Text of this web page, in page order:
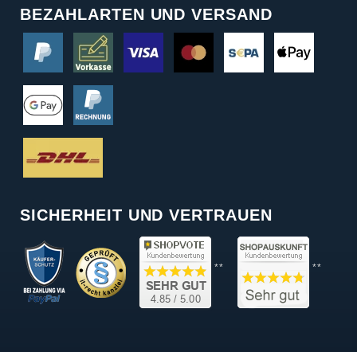
BEZAHLARTEN UND VERSAND
SICHERHEIT UND VERTRAUEN
** **